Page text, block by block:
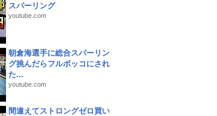
スパーリング
youtube.com
朝倉海選手に総合スパーリン
グ挑んだらフルボッコにされ
た...
youtube.com
間違えてストロングゼロ買い